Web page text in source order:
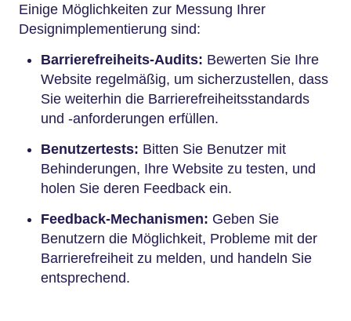
Einige Möglichkeiten zur Messung Ihrer
Designimplementierung sind:
Barrierefreiheits-Audits: Bewerten Sie Ihre
Website regelmäßig, um sicherzustellen, dass
Sie weiterhin die Barrierefreiheitsstandards
und -anforderungen erfüllen.
Benutzertests: Bitten Sie Benutzer mit
Behinderungen, Ihre Website zu testen, und
holen Sie deren Feedback ein.
Feedback-Mechanismen: Geben Sie
Benutzern die Möglichkeit, Probleme mit der
Barrierefreiheit zu melden, und handeln Sie
entsprechend.